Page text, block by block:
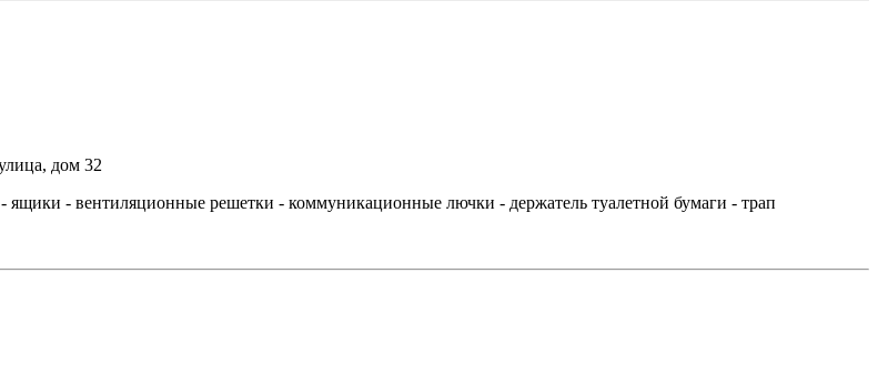
дом 32
- вентиляционные решетки - коммуникационные лючки - держатель туалетной бумаги - трап